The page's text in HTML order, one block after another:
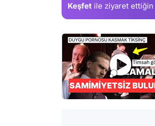
Keşfet ile ziyaret ettiğin